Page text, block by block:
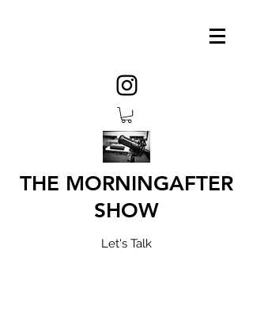
THE MORNINGAFTER
SHOW
Let's Talk